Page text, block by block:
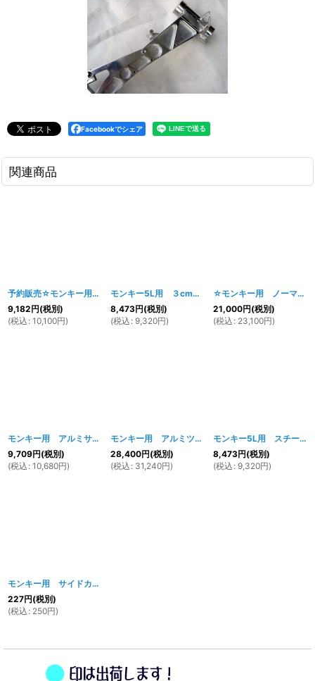
Facebookでシェア
関連商品
予約販売☆モンキー用 12cmロングフレーム ブラック【法人配達可能】 [
9,182円(税別)
(税込 : 10,100円)
モンキー5L用 ３cmロングフレーム ブラック【法人配達可能】
8,473円(税別)
(税込 : 9,320円)
☆モンキー用 ノーマルタイプアルミフレーム（２ｃｍロング）
21,000円(税別)
(税込 : 23,100円)
モンキー用 アルミサブフレーム [201w]
9,709円(税別)
(税込 : 10,680円)
モンキー用 アルミツインチューブフレーム [200w
28,400円(税別)
(税込 : 31,240円)
モンキー5L用 スチールフレーム（ノーマル長）【法人配達可能】
8,473円(税別)
(税込 : 9,320円)
モンキー用 サイドカバーグロメット 3個セット
227円(税別)
(税込 : 250円)